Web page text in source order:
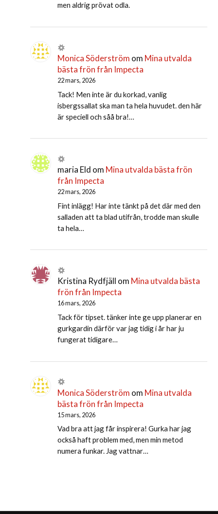
men aldrig prövat odla.
Monica Söderström om Mina utvalda
bästa frön från Impecta
22 mars, 2026
Tack! Men inte är du korkad, vanlig
isbergssallat ska man ta hela huvudet. den här
är speciell och såå bra!…
maria Eld om Mina utvalda bästa frön
från Impecta
22 mars, 2026
Fint inlägg! Har inte tänkt på det där med den
salladen att ta blad utifrån, trodde man skulle
ta hela…
Kristina Rydfjäll om Mina utvalda bästa
frön från Impecta
16 mars, 2026
Tack för tipset. tänker inte ge upp planerar en
gurkgardin därför var jag tidig i år har ju
fungerat tidigare…
Monica Söderström om Mina utvalda
bästa frön från Impecta
15 mars, 2026
Vad bra att jag får inspirera! Gurka har jag
också haft problem med, men min metod
numera funkar. Jag vattnar…